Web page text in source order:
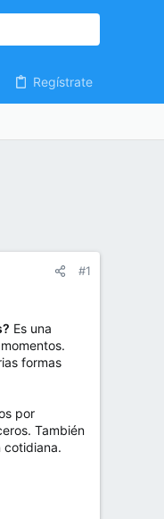
Regístrate
#1
Es una
formas
por
También
cotidiana.